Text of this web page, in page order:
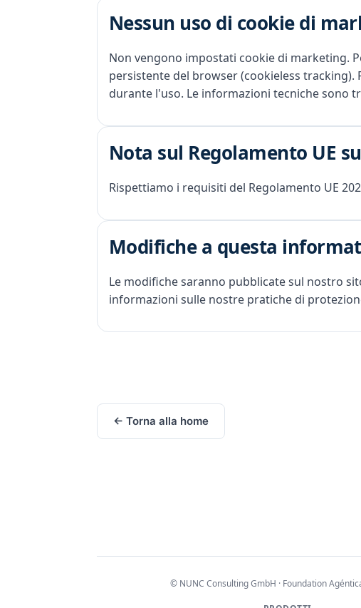
Nessun uso di cookie di
Non vengono impostati cookie di marketing.
persistente del browser (cookieless
durante l'uso. Le informazioni tecniche sono
Nota sul Regolamento UE
Rispettiamo i requisiti del Regolamento UE
Modifiche a questa
Le modifiche saranno pubblicate sul nostro
informazioni sulle nostre pratiche di
← Torna alla home
© NUNC Consulting GmbH · Foundation